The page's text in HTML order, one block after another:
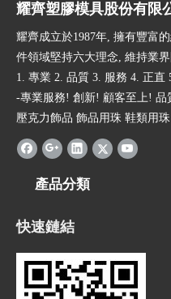
耀齊塑膠模具股份有限
耀齊成立於1987年, 擁有豐富
件領域堅持六大理念, 維持業
1. 專業 2. 品質 3. 服務 4. 正
-專業服務! 創新! 顧客至上!
壓克力飾品 飾品用珠 鞋類用
產品分類
快速鏈結